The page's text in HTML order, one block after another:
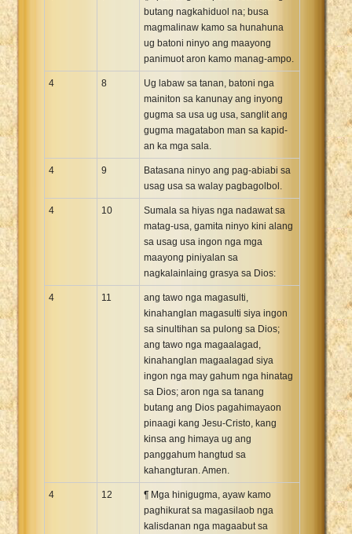
butang nagkahiduol na; busa
magmalinaw kamo sa hunahuna
ug batoni ninyo ang maayong
panimuot aron kamo manag-ampo.
4 8
Ug labaw sa tanan, batoni nga
mainiton sa kanunay ang inyong
gugma sa usa ug usa, sanglit ang
gugma magatabon man sa kapid-
an ka mga sala.
4 9
Batasana ninyo ang pag-abiabi sa
usag usa sa walay pagbagolbol.
4 10
Sumala sa hiyas nga nadawat sa
matag-usa, gamita ninyo kini alang
sa usag usa ingon nga mga
maayong piniyalan sa
nagkalainlaing grasya sa Dios:
4 11
ang tawo nga magasulti,
kinahanglan magasulti siya ingon
sa sinultihan sa pulong sa Dios;
ang tawo nga magaalagad,
kinahanglan magaalagad siya
ingon nga may gahum nga hinatag
sa Dios; aron nga sa tanang
butang ang Dios pagahimayaon
pinaagi kang Jesu-Cristo, kang
kinsa ang himaya ug ang
panggahum hangtud sa
kahangturan. Amen.
4 12
¶ Mga hinigugma, ayaw kamo
paghikurat sa magasilaob nga
kalisdanan nga magaabut sa